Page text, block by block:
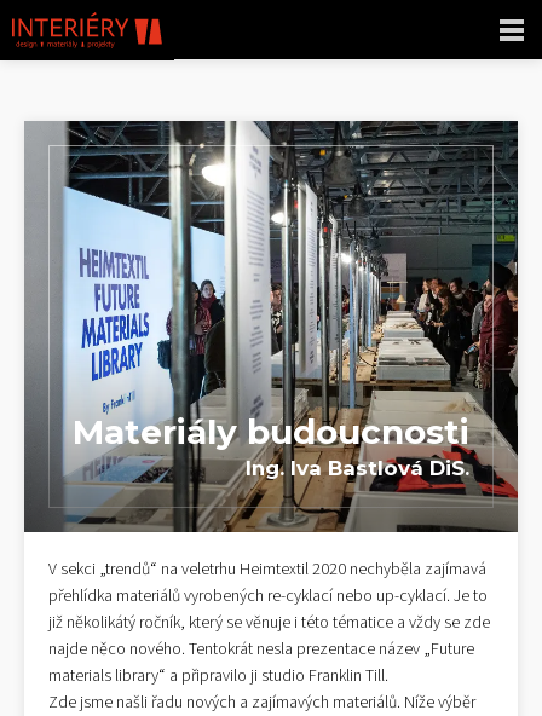
Materiály budoucnosti
Ing. Iva Bastlová DiS.
V sekci „trendů“ na veletrhu Heimtextil 2020 nechyběla zajímavá
přehlídka materiálů vyrobených re-cyklací nebo up-cyklací. Je to
již několikátý ročník, který se věnuje i této tématice a vždy se zde
najde něco nového. Tentokrát nesla prezentace název „Future
materials library“ a připravilo ji studio Franklin Till.
Zde jsme našli řadu nových a zajímavých materiálů. Níže výběr